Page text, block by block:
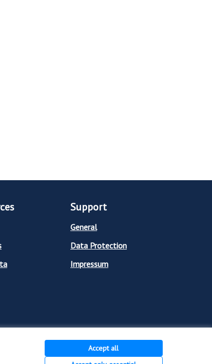
Accept all
Support
General
Data Protection
Impressum